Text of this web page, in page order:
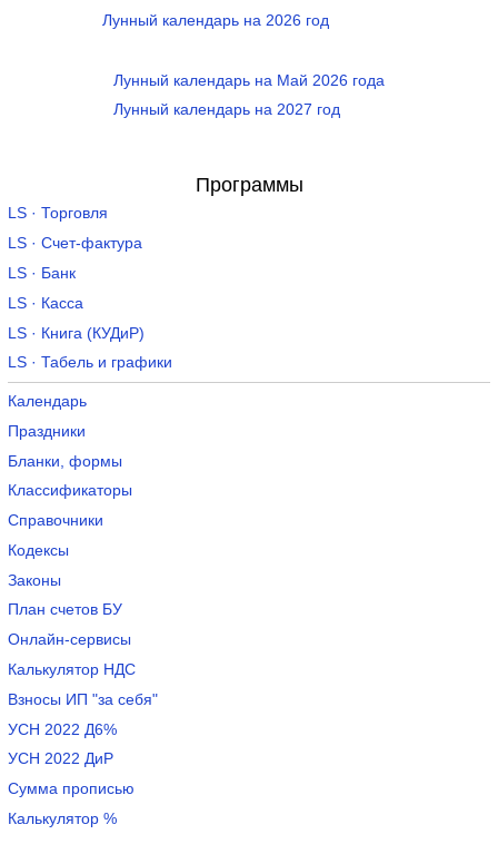
Лунный календарь на 2026 год
Лунный календарь на Май 2026 года
Лунный календарь на 2027 год
Программы
LS · Торговля
LS · Счет-фактура
LS · Банк
LS · Касса
LS · Книга (КУДиР)
LS · Табель и графики
Календарь
Праздники
Бланки, формы
Классификаторы
Справочники
Кодексы
Законы
План счетов БУ
Онлайн-сервисы
Калькулятор НДС
Взносы ИП "за себя"
УСН 2022 Д6%
УСН 2022 ДиР
Сумма прописью
Калькулятор %